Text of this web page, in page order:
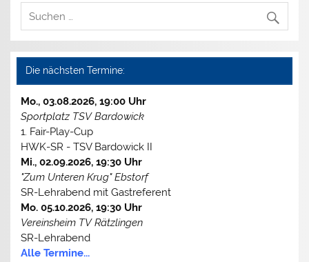
Die nächsten Termine:
Mo., 03.08.2026, 19:00 Uhr
Sportplatz TSV Bardowick
1. Fair-Play-Cup
HWK-SR - TSV Bardowick II
Mi., 02.09.2026, 19:30 Uhr
"Zum Unteren Krug" Ebstorf
SR-Lehrabend mit Gastreferent
Mo. 05.10.2026, 19:30 Uhr
Vereinsheim TV Rätzlingen
SR-Lehrabend
Alle Termine...